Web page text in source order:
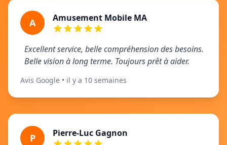
A Amusement Mobile MA
Excellent service, belle compréhension des besoins.
Belle vision à long terme. Toujours prêt à aider.
Avis Google • il y a 10 semaines
P Pierre-Luc Gagnon